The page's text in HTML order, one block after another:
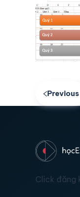
Previous
Click đăng